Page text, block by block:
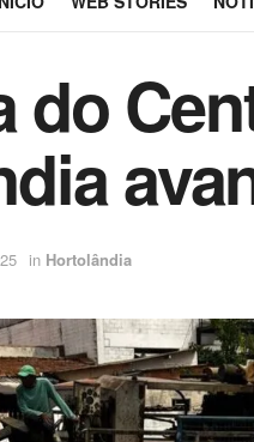
do
in Hortolândia